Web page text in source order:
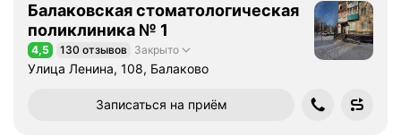
Балаковская стоматологическая
поликлиника № 1
Рейтинг 4,5 из 5
4,5 130 отзывов Закрыто
Улица Ленина, 108, Балаково
Записаться на приём